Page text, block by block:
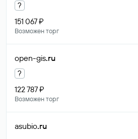
?
151 067 ₽
Возможен торг
open-gis.ru
?
122 787 ₽
Возможен торг
asubio.ru